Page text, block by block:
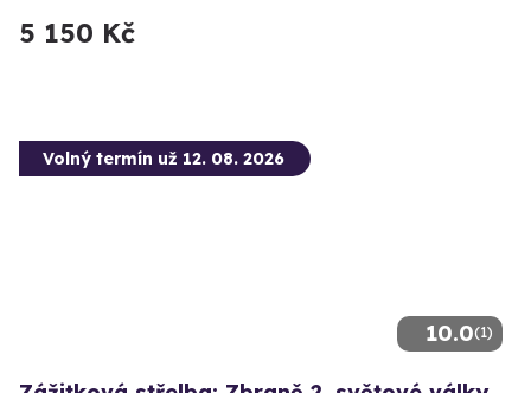
5 150 Kč
10.0(1)
Volný termín už 12. 08. 2026